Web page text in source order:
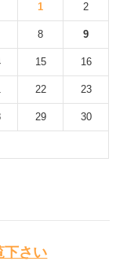
1 2
8 9
15 16
22 23
29 30
下さい